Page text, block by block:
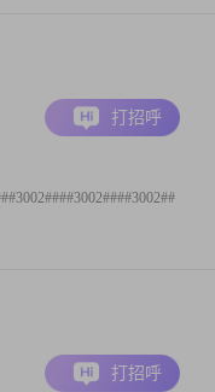
打招呼
打招呼